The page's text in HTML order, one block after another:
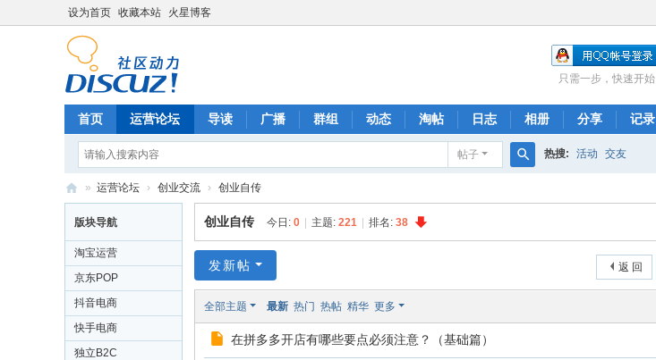
设为首页 收藏本站 火星博客
只需一步，快速开始
首页 运营论坛 导读 广播 群组 动态 淘帖 日志 相册 分享 记录
帖子
索
热搜: 活动 交友
商
运
营
网
» 运营论坛 › 创业交流 › 创业自传
版块导航
淘宝运营
京东POP
抖音电商
快手电商
独立B2C
创业自传 今日: 0 主题: 221 排名: 38
返 回
发新帖
全部主题 最新 热门 热帖 精华 更多
在拼多多开店有哪些要点必须注意？（基础篇）